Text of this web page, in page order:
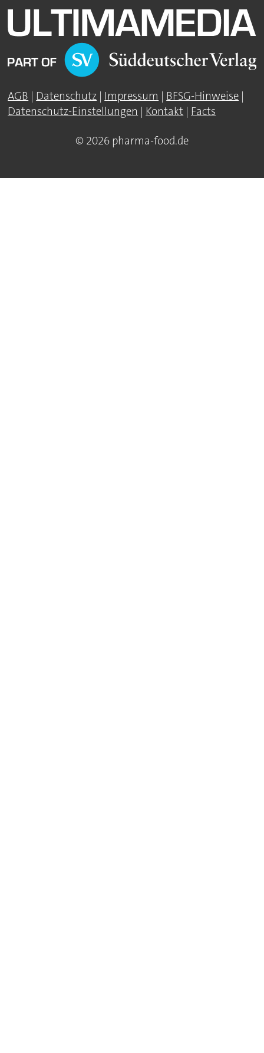
AGB | Datenschutz | Impressum | BFSG-Hinweise |
Datenschutz-Einstellungen | Kontakt | Facts
© 2026 pharma-food.de